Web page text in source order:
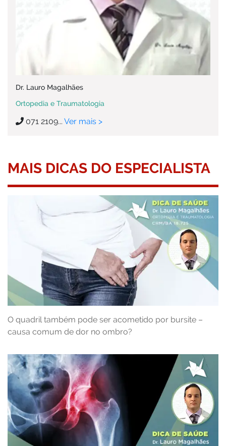
Dr. Lauro Magalhães
Ortopedia e Traumatologia
071 2109... Ver mais >
MAIS DICAS DO ESPECIALISTA
O quadril também pode ser acometido por bursite –
causa comum de dor no ombro?